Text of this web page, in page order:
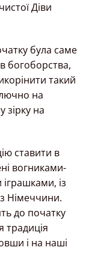
Діви
була саме
богоборства,
такий
на
зірку на
ставити в
вогниками-
із
Німеччини.
до початку
традиція
і на наші